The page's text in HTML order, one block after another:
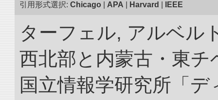
引用形式選択: Chicago APA Harvard IEEE
ターフェル, アルベル
西北部と内蒙古・東チ
国立情報学研究所「